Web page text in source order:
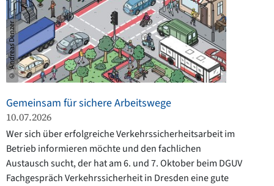
© Andreas Denzer
Gemeinsam für sichere Arbeitswege
10.07.2026
Wer sich über erfolgreiche Verkehrssicherheitsarbeit im
Betrieb informieren möchte und den fachlichen
Austausch sucht, der hat am 6. und 7. Oktober beim DGUV
Fachgespräch Verkehrssicherheit in Dresden eine gute